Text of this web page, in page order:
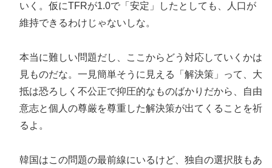
いく。仮にTFRが1.0で「安定」したとしても、人口が
維持できるわけじゃないしな。
本当に難しい問題だし、ここからどう対応していくかは
見ものだな。一見簡単そうに見える「解決策」って、大
抵は恐ろしく不公正で抑圧的なものばかりだから、自由
意志と個人の尊厳を尊重した解決策が出てくることを祈
るよ。
韓国はこの問題の最前線にいるけど、独自の選択肢もあ